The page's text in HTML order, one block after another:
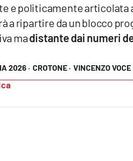
2026 · CROTONE · VINCENZO VOCE
e politicamente articolata
a ripartire da un blocco
madistante dai numeri